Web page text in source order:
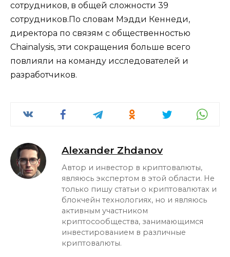
сотрудников, в общей сложности 39
сотрудников.По словам Мэдди Кеннеди,
директора по связям с общественностью
Chainalysis, эти сокращения больше всего
повлияли на команду исследователей и
разработчиков.
Alexander Zhdanov
Автор и инвестор в криптовалюты,
являюсь экспертом в этой области. Не
только пишу статьи о криптовалютах и
блокчейн технологиях, но и являюсь
активным участником
криптосообщества, занимающимся
инвестированием в различные
криптовалюты.